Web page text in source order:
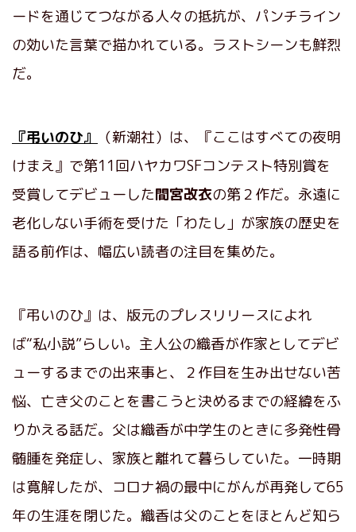
ードを通じてつながる人々の抵抗が、パンチライン
の効いた言葉で描かれている。ラストシーンも鮮烈
だ。
『弔いのひ』
（新潮社）は、『ここはすべての夜明
けまえ』で第11回ハヤカワSFコンテスト特別賞を
受賞してデビューした間宮改衣の第２作だ。永遠に
老化しない手術を受けた「わたし」が家族の歴史を
語る前作は、幅広い読者の注目を集めた。
『弔いのひ』は、版元のプレスリリースによれ
ば“私小説”らしい。主人公の織香が作家としてデビ
ューするまでの出来事と、２作目を生み出せない苦
悩、亡き父のことを書こうと決めるまでの経緯をふ
りかえる話だ。父は織香が中学生のときに多発性骨
髄腫を発症し、家族と離れて暮らしていた。一時期
は寛解したが、コロナ禍の最中にがんが再発して65
年の生涯を閉じた。織香は父のことをほとんど知ら